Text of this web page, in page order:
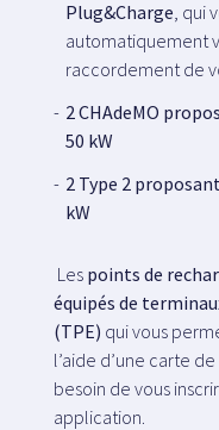
Plug&Charge ,
automatiquement
raccordement de
2 CHAdeMO
50 kW
2 Type 2
kW
Les points de
équipés de
(TPE) qui vous
l’aide d’une carte
besoin de vous
application.